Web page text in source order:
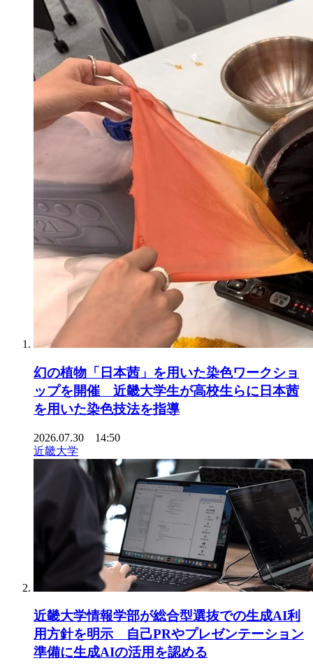
幻の植物「日本茜」を用いた染色ワークショ
ップを開催 近畿大学生が高校生らに日本茜
を用いた染色技法を指導
2026.07.30 14:50
近畿大学
近畿大学情報学部が総合型選抜での生成AI利
用方針を明示 自己PRやプレゼンテーション
準備に生成AIの活用を認める